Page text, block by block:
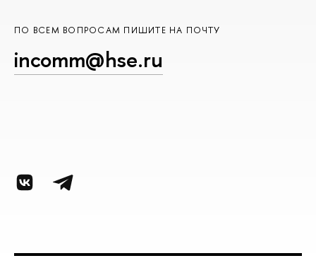
ПО ВСЕМ ВОПРОСАМ ПИШИТЕ НА ПОЧТУ
incomm@hse.ru